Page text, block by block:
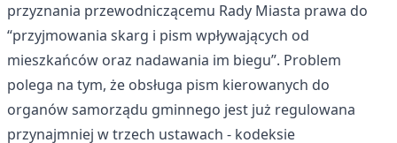
przyznania przewodniczącemu Rady Miasta prawa do
“przyjmowania skarg i pism wpływających od
mieszkańców oraz nadawania im biegu”. Problem
polega na tym, że obsługa pism kierowanych do
organów samorządu gminnego jest już regulowana
przynajmniej w trzech ustawach - kodeksie